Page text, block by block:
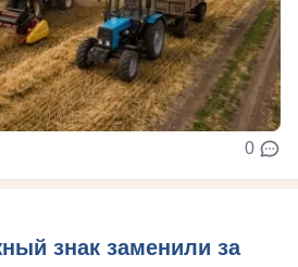
0
знак заменили за